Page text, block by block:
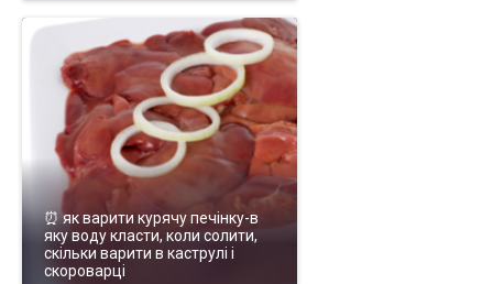
⏰ як варити курячу печінку-в
яку воду класти, коли солити,
скільки варити в каструлі і
скороварці